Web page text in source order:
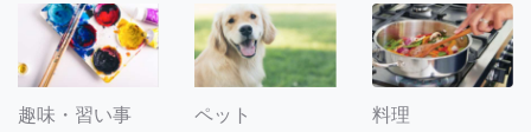
趣味・習い事 ペット 料理